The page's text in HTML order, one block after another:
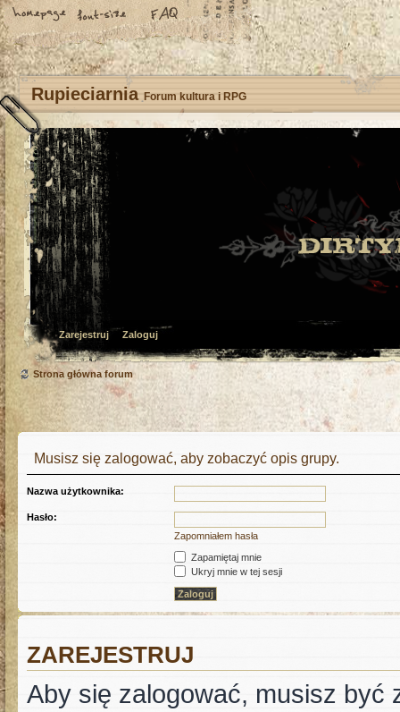
Rupieciarnia Forum kultura i RPG
Zarejestruj Zaloguj
Strona główna forum
Musisz się zalogować, aby zobaczyć opis grupy.
Nazwa użytkownika:
Hasło:
Zapomniałem hasła
Zapamiętaj mnie
Ukryj mnie w tej sesji
ZAREJESTRUJ
Aby się zalogować, musisz być